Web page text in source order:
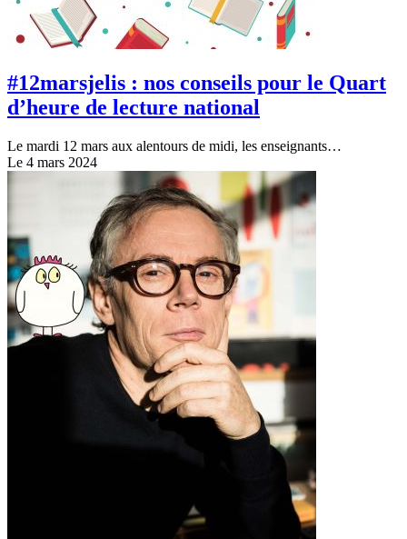
#12marsjelis : nos conseils pour le Quart
d’heure de lecture national
Le mardi 12 mars aux alentours de midi, les enseignants…
Le 4 mars 2024